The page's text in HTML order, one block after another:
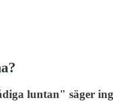
luntan" säger